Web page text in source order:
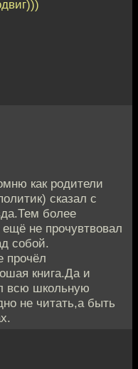
как родители
сказал с
более
не прочувтвовал
собой.
прочёл
книга.Да и
всю школьную
не читать,а быть